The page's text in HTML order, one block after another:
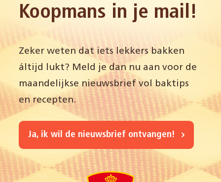
Koopmans in je mail!
Zeker weten dat iets lekkers bakken
áltijd lukt? Meld je dan nu aan voor de
maandelijkse nieuwsbrief vol baktips
en recepten.
Ja, ik wil de nieuwsbrief ontvangen!